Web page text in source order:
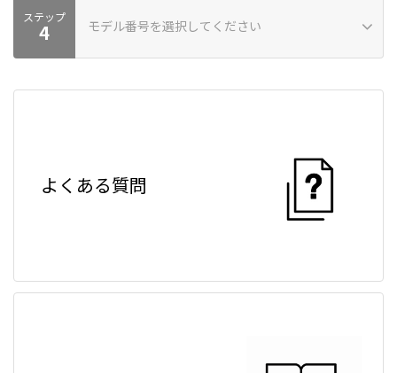
商品が見つかりません
ステップ
4 モデル番号を選択してください
よくある質問